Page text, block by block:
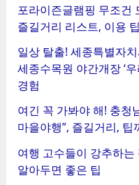
포라이즌글램핑 무조건
즐길거리 리스트, 이용 팁
일상 탈출! 세종특별자
세종수목원 야간개장 ‘
경험
여긴 꼭 가봐야 해! 충청
마을야행”, 즐길거리, 팁
여행 고수들이 강추하는
알아두면 좋은 팁